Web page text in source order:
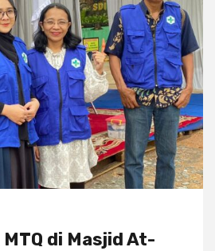
di Masjid At-